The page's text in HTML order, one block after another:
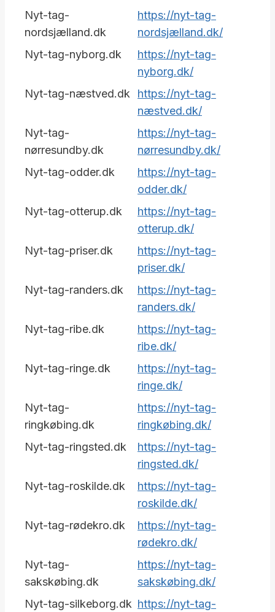
Nyt-tag-
nordsjælland.dk
https://nyt-tag-
nordsjælland.dk/
Nyt-tag-nyborg.dk
https://nyt-tag-
nyborg.dk/
Nyt-tag-næstved.dk
https://nyt-tag-
næstved.dk/
Nyt-tag-
nørresundby.dk
https://nyt-tag-
nørresundby.dk/
Nyt-tag-odder.dk
https://nyt-tag-
odder.dk/
Nyt-tag-otterup.dk
https://nyt-tag-
otterup.dk/
Nyt-tag-priser.dk
https://nyt-tag-
priser.dk/
Nyt-tag-randers.dk
https://nyt-tag-
randers.dk/
Nyt-tag-ribe.dk
https://nyt-tag-
ribe.dk/
Nyt-tag-ringe.dk
https://nyt-tag-
ringe.dk/
Nyt-tag-
ringkøbing.dk
https://nyt-tag-
ringkøbing.dk/
Nyt-tag-ringsted.dk
https://nyt-tag-
ringsted.dk/
Nyt-tag-roskilde.dk
https://nyt-tag-
roskilde.dk/
Nyt-tag-rødekro.dk
https://nyt-tag-
rødekro.dk/
Nyt-tag-
sakskøbing.dk
https://nyt-tag-
sakskøbing.dk/
Nyt-tag-silkeborg.dk https://nyt-tag-